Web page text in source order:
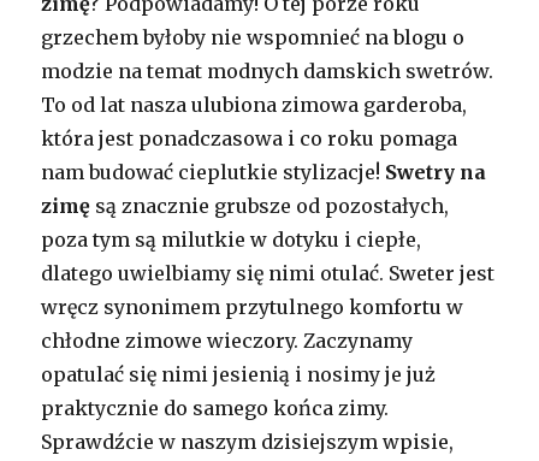
grzechem byłoby nie wspomnieć na blogu o
modzie na temat modnych damskich swetrów.
To od lat nasza ulubiona zimowa garderoba,
która jest ponadczasowa i co roku pomaga
nam budować cieplutkie stylizacje! Swetry na
zimę są znacznie grubsze od pozostałych,
poza tym są milutkie w dotyku i ciepłe,
dlatego uwielbiamy się nimi otulać. Sweter jest
wręcz synonimem przytulnego komfortu w
chłodne zimowe wieczory. Zaczynamy
opatulać się nimi jesienią i nosimy je już
praktycznie do samego końca zimy.
Sprawdźcie w naszym dzisiejszym wpisie,